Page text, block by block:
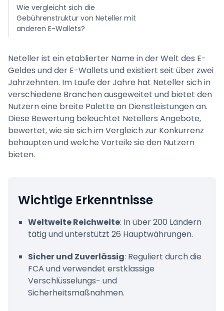
Wie vergleicht sich die
Gebührenstruktur von Neteller mit
anderen E-Wallets?
MasterCard?
Welche Vorteile bietet das Neteller VIP-
Programm?
Fazit
Neteller ist ein etablierter Name in der Welt des E-
Geldes und der E-Wallets und existiert seit über zwei
Jahrzehnten. Im Laufe der Jahre hat Neteller sich in
verschiedene Branchen ausgeweitet und bietet den
Nutzern eine breite Palette an Dienstleistungen an.
Diese Bewertung beleuchtet Netellers Angebote,
bewertet, wie sie sich im Vergleich zur Konkurrenz
behaupten und welche Vorteile sie den Nutzern
bieten.
Wichtige Erkenntnisse
Weltweite Reichweite: In über 200 Ländern
tätig und unterstützt 26 Hauptwährungen.
Sicher und Zuverlässig: Reguliert durch die
FCA und verwendet erstklassige
Verschlüsselungs- und
Sicherheitsmaßnahmen.